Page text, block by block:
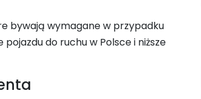
bywają wymagane w przypadku
do ruchu w Polsce i niższe